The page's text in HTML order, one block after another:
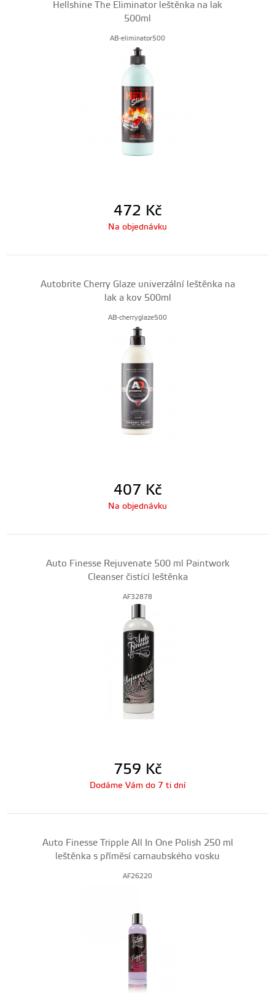
Hellshine The Eliminator leštěnka na lak
500ml
AB-eliminator500
472 Kč
Na objednávku
Autobrite Cherry Glaze univerzální leštěnka na
lak a kov 500ml
AB-cherryglaze500
407 Kč
Na objednávku
Auto Finesse Rejuvenate 500 ml Paintwork
Cleanser čistící leštěnka
AF32878
759 Kč
Dodáme Vám do 7 ti dní
Auto Finesse Tripple All In One Polish 250 ml
leštěnka s příměsí carnaubského vosku
AF26220